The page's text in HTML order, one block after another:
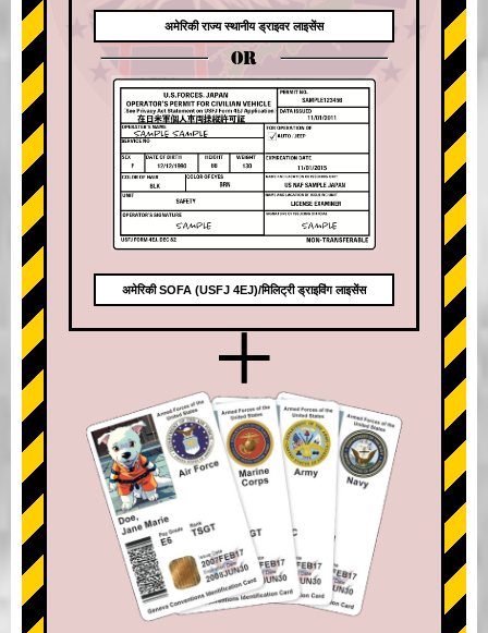
अमेरिकी राज्य स्थानीय ड्राइवर लाइसेंस
OR
अमेरिकी SOFA (USFJ 4EJ)/मिलिट्री ड्राइविंग लाइसेंस
+